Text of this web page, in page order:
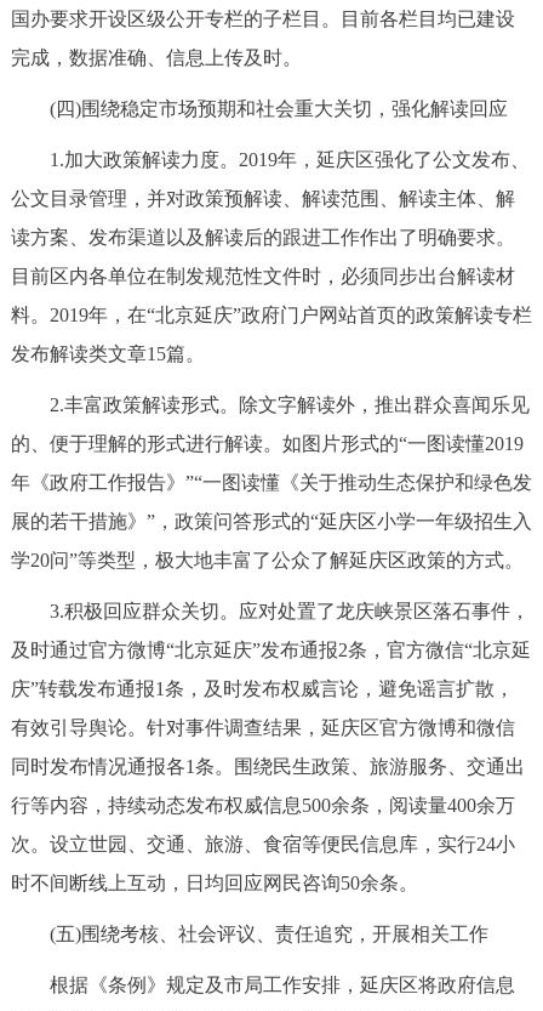
国办要求开设区级公开专栏的子栏目。目前各栏目均已建设
完成，数据准确、信息上传及时。
(四)围绕稳定市场预期和社会重大关切，强化解读回应
1.加大政策解读力度。2019年，延庆区强化了公文发布、
公文目录管理，并对政策预解读、解读范围、解读主体、解
读方案、发布渠道以及解读后的跟进工作作出了明确要求。
目前区内各单位在制发规范性文件时，必须同步出台解读材
料。2019年，在“北京延庆”政府门户网站首页的政策解读专栏
发布解读类文章15篇。
2.丰富政策解读形式。除文字解读外，推出群众喜闻乐见
的、便于理解的形式进行解读。如图片形式的“一图读懂2019
年《政府工作报告》”“一图读懂《关于推动生态保护和绿色发
展的若干措施》”，政策问答形式的“延庆区小学一年级招生入
学20问”等类型，极大地丰富了公众了解延庆区政策的方式。
3.积极回应群众关切。应对处置了龙庆峡景区落石事件，
及时通过官方微博“北京延庆”发布通报2条，官方微信“北京延
庆”转载发布通报1条，及时发布权威言论，避免谣言扩散，
有效引导舆论。针对事件调查结果，延庆区官方微博和微信
同时发布情况通报各1条。围绕民生政策、旅游服务、交通出
行等内容，持续动态发布权威信息500余条，阅读量400余万
次。设立世园、交通、旅游、食宿等便民信息库，实行24小
时不间断线上互动，日均回应网民咨询50余条。
(五)围绕考核、社会评议、责任追究，开展相关工作
根据《条例》规定及市局工作安排，延庆区将政府信息